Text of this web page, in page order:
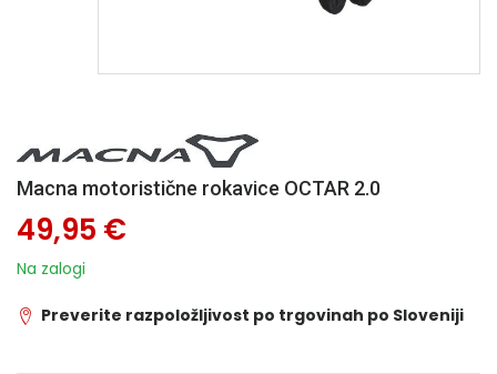
Macna motoristične rokavice OCTAR 2.0
49,95 €
Na zalogi
Preverite razpoložljivost po trgovinah po Sloveniji